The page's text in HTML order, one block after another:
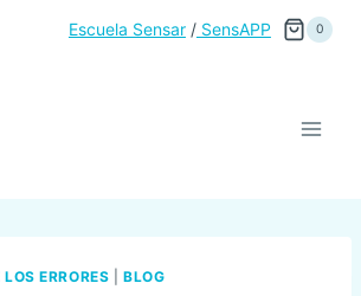
Escuela Sensar/SensAPP 0
ERRORES |BLOG